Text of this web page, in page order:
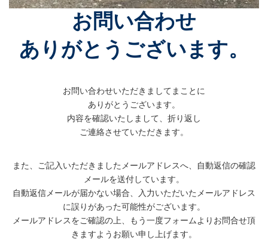
お問い合わせ
ありがとうございます。
お問い合わせいただきましてまことに
ありがとうございます。
内容を確認いたしまして、折り返し
ご連絡させていただきます。
また、ご記入いただきましたメールアドレスへ、自動返信の確認
メールを送付しています。
自動返信メールが届かない場合、入力いただいたメールアドレス
に誤りがあった可能性がございます。
メールアドレスをご確認の上、もう一度フォームよりお問合せ頂
きますようお願い申し上げます。